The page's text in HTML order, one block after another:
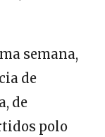
semana,
de
de
polo